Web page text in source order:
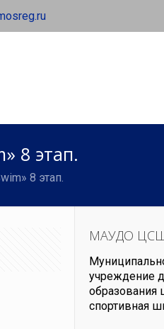
8 этап.
8 этап.
МАУДО
учреждение
образования
спортивная